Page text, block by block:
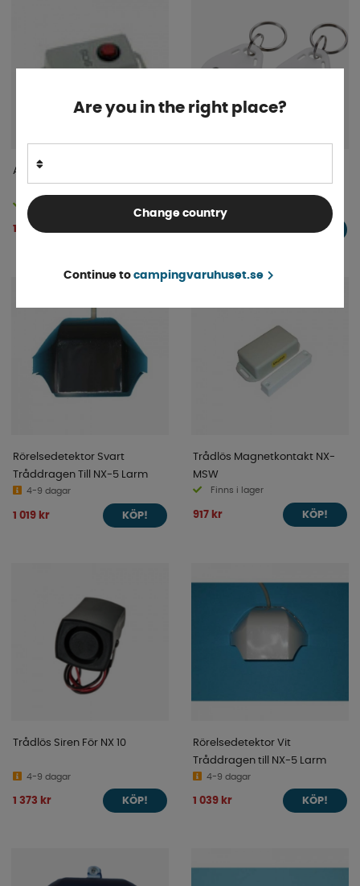
Alarmknapp Till NX 10
Finns i lager
1 096 kr KÖP!
Rörelsedetektor Svart
Tråddragen Till NX-5 Larm
4-9 dagar
1 019 kr KÖP!
Trådlös Magnetkontakt NX-
MSW
Finns i lager
917 kr KÖP!
Trådlös Siren För NX 10
4-9 dagar
1 373 kr KÖP!
Rörelsedetektor Vit
Tråddragen till NX-5 Larm
4-9 dagar
1 039 kr KÖP!
Are you in the right place?
Change country
Continue to campingvaruhuset.se